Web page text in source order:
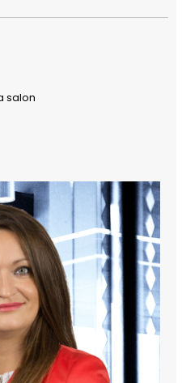
i w pełni
o powierzchni ok. 6 m²
salon